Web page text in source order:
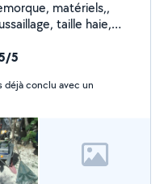
matériels,,
étagères, kit
5
déjà conclu avec un